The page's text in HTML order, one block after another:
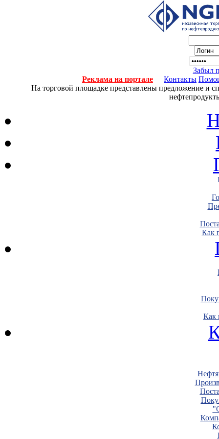
Забыл
Реклама на портале
Контакты
На торговой площадке представлены предложение и
Как
Как